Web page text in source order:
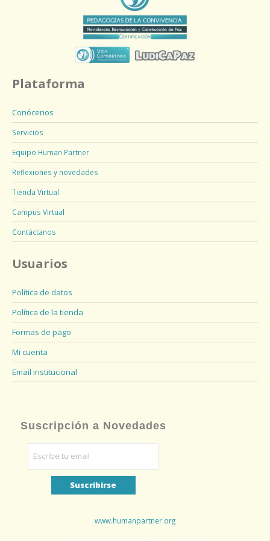
Plataforma
Conócenos
Servicios
Equipo Human Partner
Reflexiones y novedades
Tienda Virtual
Campus Virtual
Contáctanos
Usuarios
Política de datos
Política de la tienda
Formas de pago
Mi cuenta
Email institucional
Suscripción a Novedades
www.humanpartner.org